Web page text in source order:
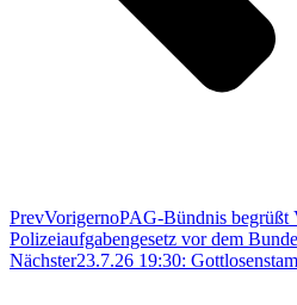
PrevVorigernoPAG-Bündnis begrüßt
Polizeiaufgabengesetz vor dem
Nächster23.7.26 19:30: